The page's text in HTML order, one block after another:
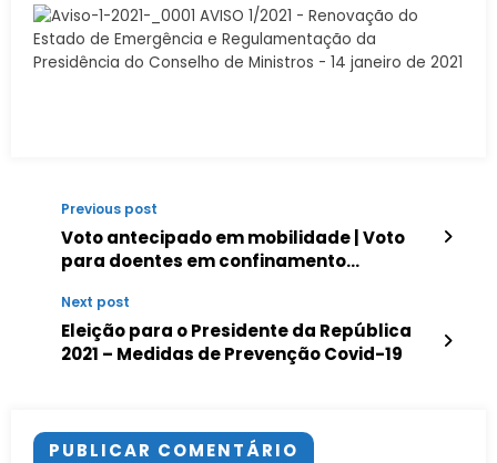
Previous post
Voto antecipado em mobilidade | Voto
para doentes em confinamento
Next post
Eleição para o Presidente da República
2021 – Medidas de Prevenção Covid-19
PUBLICAR COMENTÁRIO